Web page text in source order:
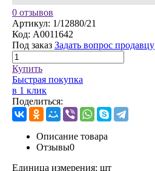
0 отзывов
Артикул: 1/12880/21
Код: A0011642
Под заказ Задать вопрос продавцу
Купить
Быстрая покупка
в 1 клик
Поделиться:
Описание товара
Отзывы0
Единица измерения: шт